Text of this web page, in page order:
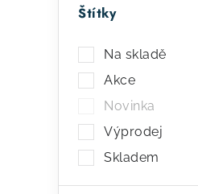
Štítky
Na skladě
Akce
Novinka
Výprodej
Skladem